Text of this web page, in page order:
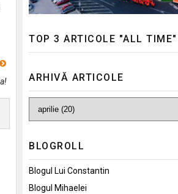
TOP 3 ARTICOLE "ALL TIME"
ARHIVĂ ARTICOLE
BLOGROLL
Blogul Lui Constantin
Blogul Mihaelei